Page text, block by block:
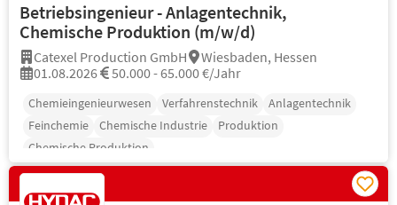
Betriebsingenieur - Anlagentechnik,
Chemische Produktion (m/w/d)
Catexel Production GmbH
Wiesbaden, Hessen
01.08.2026
50.000 - 65.000 €/Jahr
Chemieingenieurwesen Verfahrenstechnik
Anlagentechnik
Feinchemie
Chemische Industrie
Produktion
Chemische Produktion